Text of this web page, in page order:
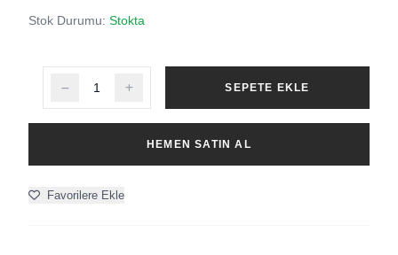
Stok Durumu: Stokta
SEPETE EKLE
HEMEN SATIN AL
Favorilere Ekle